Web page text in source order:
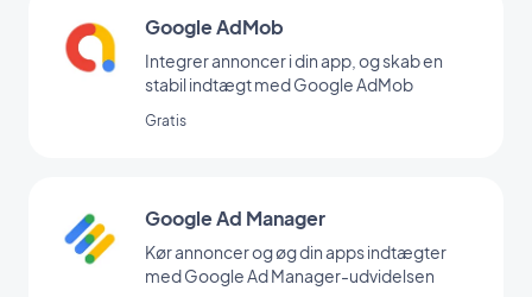
Google AdMob
Integrer annoncer i din app, og skab en
stabil indtægt med Google AdMob
Gratis
Google Ad Manager
Kør annoncer og øg din apps indtægter
med Google Ad Manager-udvidelsen